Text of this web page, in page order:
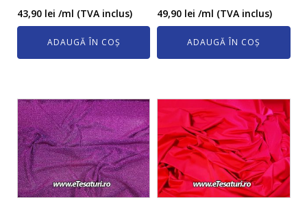
43,90 lei /ml (TVA inclus)
ADAUGĂ ÎN COȘ
49,90 lei /ml (TVA inclus)
ADAUGĂ ÎN COȘ